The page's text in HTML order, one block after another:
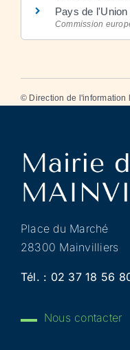
Pays de
Commission
© Direction de l'information
Place du Marché
28300 Mainvilliers
Tél. : 02 37 18 56
Nous contacter